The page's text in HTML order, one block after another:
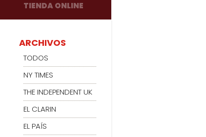
TIENDA ONLINE
ARCHIVOS
TODOS
NY TIMES
THE INDEPENDENT UK
EL CLARIN
EL PAÍS